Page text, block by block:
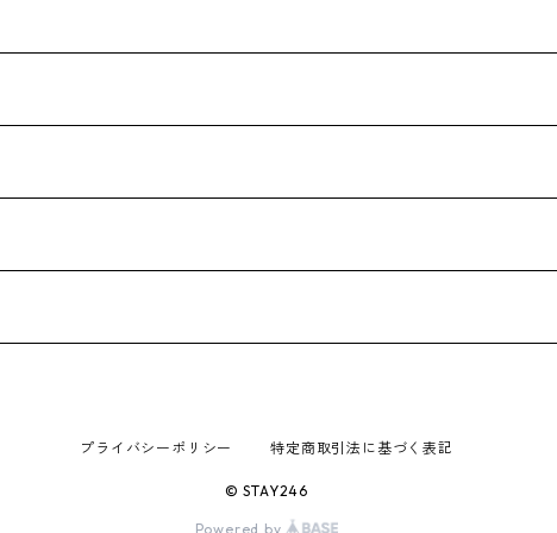
プライバシーポリシー 特定商取引法に基づく表記
© STAY246
Powered by